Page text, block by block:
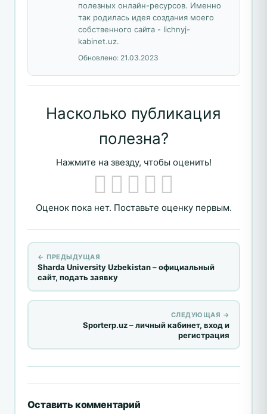
полезных онлайн-ресурсов. Именно
так родилась идея создания моего
собственного сайта - lichnyj-
kabinet.uz.
Обновлено: 21.03.2023
Насколько публикация
полезна?
Нажмите на звезду, чтобы оценить!
Оценок пока нет. Поставьте оценку первым.
← ПРЕДЫДУЩАЯ
Sharda University Uzbekistan – официальный
сайт, подать заявку
СЛЕДУЮЩАЯ →
Sporterp.uz – личный кабинет, вход и
регистрация
Оставить комментарий